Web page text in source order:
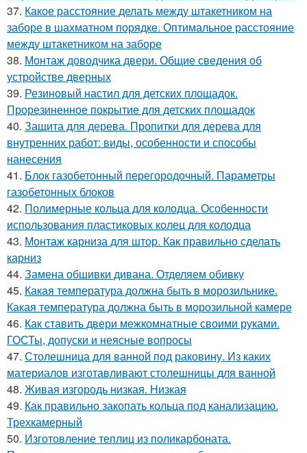
37. Какое расстояние делать между штакетником на
заборе в шахматном порядке. Оптимальное расстояние
между штакетником на заборе
38. Монтаж доводчика двери. Общие сведения об
устройстве дверных
39. Резиновый настил для детских площадок.
Прорезиненное покрытие для детских площадок
40. Защита для дерева. Пропитки для дерева для
внутренних работ: виды, особенности и способы
нанесения
41. Блок газобетонный перегородочный. Параметры
газобетонных блоков
42. Полимерные кольца для колодца. Особенности
использования пластиковых колец для колодца
43. Монтаж карниза для штор. Как правильно сделать
карниз
44. Замена обшивки дивана. Отделяем обивку
45. Какая температура должна быть в морозильнике.
Какая температура должна быть в морозильной камере
46. Как ставить двери межкомнатные своими руками.
ГОСТы, допуски и неясные вопросы
47. Столешница для ванной под раковину. Из каких
материалов изготавливают столешницы для ванной
48. Живая изгородь низкая. Низкая
49. Как правильно закопать кольца под канализацию.
Трехкамерный
50. Изготовление теплиц из поликарбоната.